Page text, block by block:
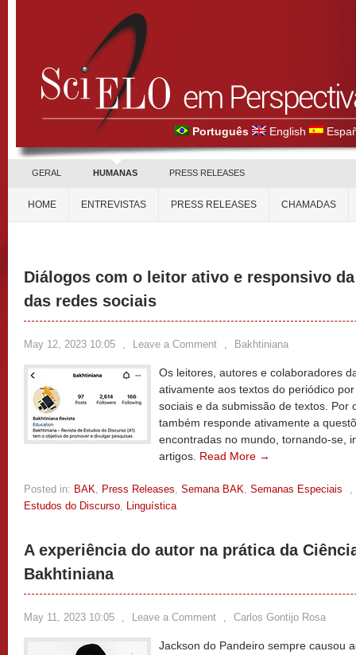
Português English
GERAL HUMANAS PRESS RELEASES
HOME ENTREVISTAS PRESS RELEASES CHAMADAS
Diálogos com o leitor ativo e responsivo
das redes sociais
May 12, 2023 10:05 , Leave a Comment , Bakhtiniana
Os leitores, autores e colaboradores
ativamente aos textos do periódico
sociais e da submissão de textos. Por
também responde ativamente a
encontradas no mundo, tornando-se,
artigos. Read More →
Posted in: BAK, Press Releases, Semana BAK, Semanas Especiais
,
Estudos do Discurso, Linguística
A experiência do autor na prática da
Bakhtiniana
May 11, 2023 10:05 , Leave a Comment , Carlos Gontijo Rosa
Jackson do Pandeiro sempre causou